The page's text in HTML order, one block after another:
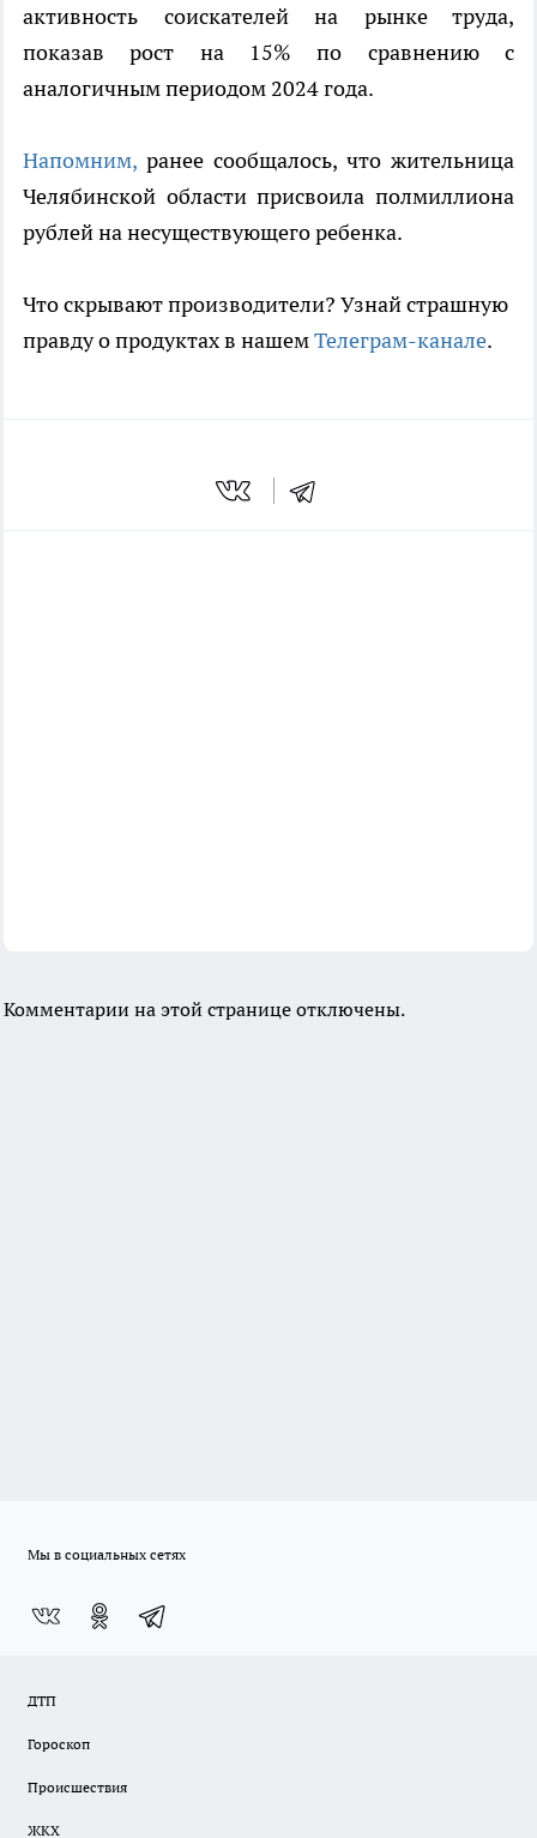
активность соискателей на рынке труда,
показав рост на 15% по сравнению с
аналогичным периодом 2024 года.
Напомним, ранее сообщалось, что жительница
Челябинской области присвоила полмиллиона
рублей на несуществующего ребенка.
Что скрывают производители? Узнай страшную
правду о продуктах в нашемТелеграм-канале.
Комментарии на этой странице отключены.
Мы в социальных сетях
ДТП
Гороскоп
Происшествия
ЖКХ